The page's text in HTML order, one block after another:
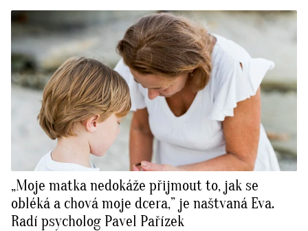
„Moje matka nedokáže přijmout to, jak se
obléká a chová moje dcera,” je naštvaná Eva.
Radí psycholog Pavel Pařízek